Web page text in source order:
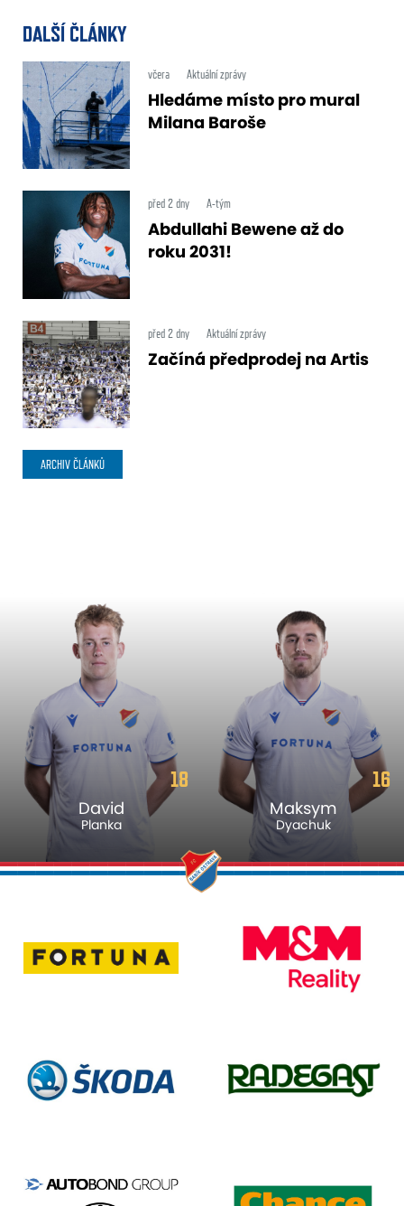
DALŠÍ ČLÁNKY
včera Aktuální zprávy
Hledáme místo pro mural
Milana Baroše
před 2 dny A-tým
Abdullahi Bewene až do
roku 2031!
před 2 dny Aktuální zprávy
Začíná předprodej na Artis
ARCHIV ČLÁNKŮ
18
David
Planka
16
Maksym
Dyachuk